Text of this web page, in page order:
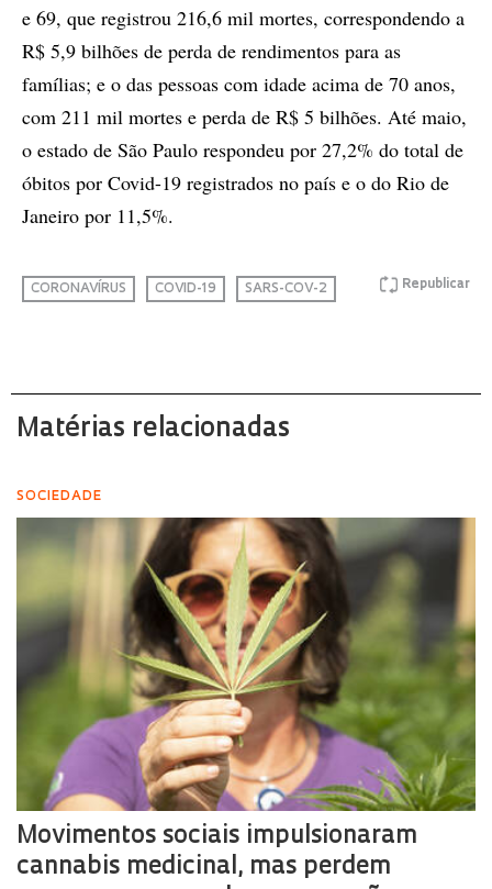
e 69, que registrou 216,6 mil mortes, correspondendo a
R$ 5,9 bilhões de perda de rendimentos para as
famílias; e o das pessoas com idade acima de 70 anos,
com 211 mil mortes e perda de R$ 5 bilhões. Até maio,
o estado de São Paulo respondeu por 27,2% do total de
óbitos por Covid-19 registrados no país e o do Rio de
Janeiro por 11,5%.
Republicar
CORONAVÍRUS COVID-19 SARS-COV-2